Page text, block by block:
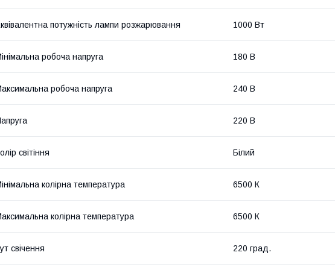
потужність лампи розжарювання 1000 Вт
робоча напруга 180 В
робоча напруга 240 В
220 В
світіння Білий
колірна температура 6500 К
колірна температура 6500 К
свічення 220 град.